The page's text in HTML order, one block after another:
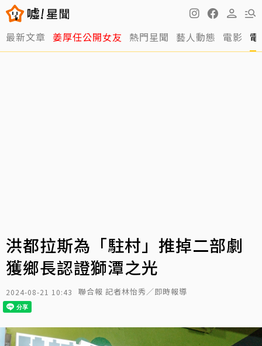
最新文章 姜厚任公開女友 熱門星聞 藝人動態 電影
洪都拉斯為「駐村」推掉二部劇
獲鄉長認證獅潭之光
2024-08-21 10:43 聯合報 記者林怡秀／即時報導